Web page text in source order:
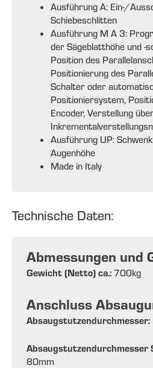
Ausführung A: Ein-/
Schiebeschlitten
Ausführung M A 3:
der Sägeblatthöhe und -
Position des
Positionierung des
Schalter oder
Positioniersystem,
Encoder, Verstellung
Ausführung UP:
Augenhöhe
Made in Italy
Technische Daten:
Abmessungen und
Gewicht (Netto) ca.: 700kg
Anschluss
Absaugstutzendurchmesser:
Absaugstutzendurchmesser
80mm